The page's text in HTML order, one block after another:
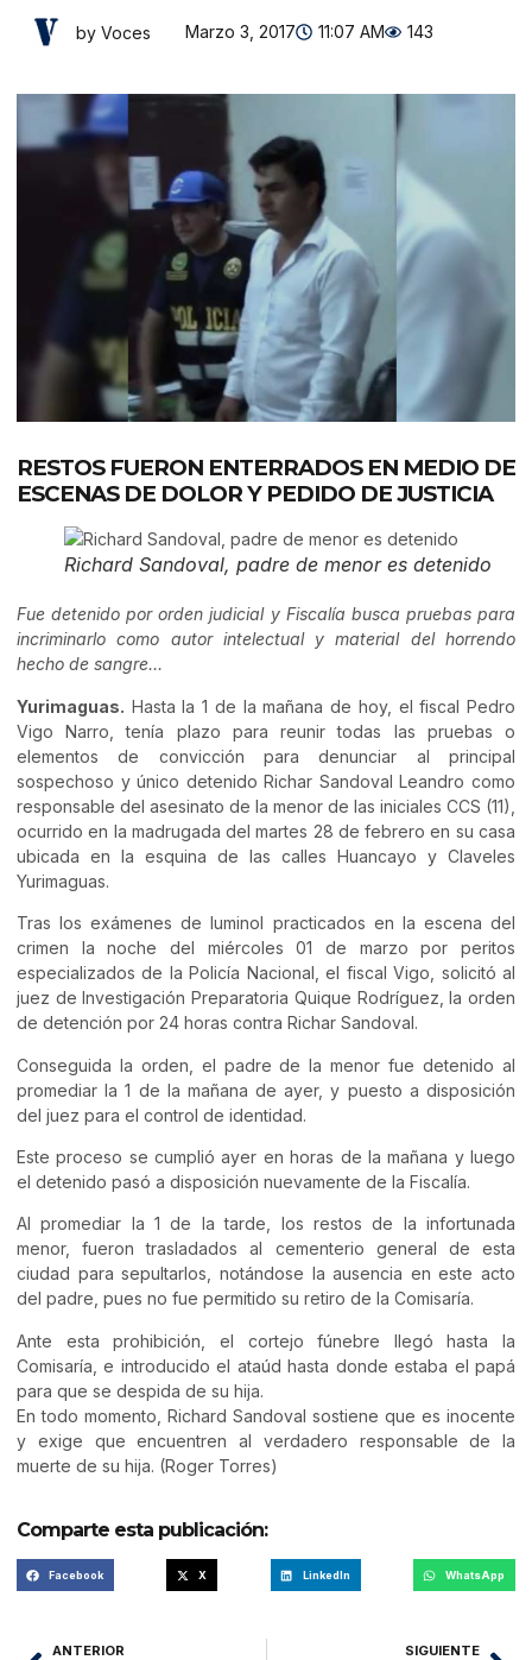
by Voces Marzo 3, 2017 11:07 AM 143
RESTOS FUERON ENTERRADOS EN MEDIO DE
ESCENAS DE DOLOR Y PEDIDO DE JUSTICIA
Richard Sandoval, padre de menor es detenido
Fue detenido por orden judicial y Fiscalía busca pruebas para
incriminarlo como autor intelectual y material del horrendo
hecho de sangre…
Yurimaguas. Hasta la 1 de la mañana de hoy, el fiscal Pedro
Vigo Narro, tenía plazo para reunir todas las pruebas o
elementos de convicción para denunciar al principal
sospechoso y único detenido Richar Sandoval Leandro como
responsable del asesinato de la menor de las iniciales CCS (11),
ocurrido en la madrugada del martes 28 de febrero en su casa
ubicada en la esquina de las calles Huancayo y Claveles
Yurimaguas.
Tras los exámenes de luminol practicados en la escena del
crimen la noche del miércoles 01 de marzo por peritos
especializados de la Policía Nacional, el fiscal Vigo, solicitó al
juez de Investigación Preparatoria Quique Rodríguez, la orden
de detención por 24 horas contra Richar Sandoval.
Conseguida la orden, el padre de la menor fue detenido al
promediar la 1 de la mañana de ayer, y puesto a disposición
del juez para el control de identidad.
Este proceso se cumplió ayer en horas de la mañana y luego
el detenido pasó a disposición nuevamente de la Fiscalía.
Al promediar la 1 de la tarde, los restos de la infortunada
menor, fueron trasladados al cementerio general de esta
ciudad para sepultarlos, notándose la ausencia en este acto
del padre, pues no fue permitido su retiro de la Comisaría.
Ante esta prohibición, el cortejo fúnebre llegó hasta la
Comisaría, e introducido el ataúd hasta donde estaba el papá
para que se despida de su hija.
En todo momento, Richard Sandoval sostiene que es inocente
y exige que encuentren al verdadero responsable de la
muerte de su hija. (Roger Torres)
Comparte esta publicación:
Facebook X LinkedIn WhatsApp
ANTERIOR SIGUIENTE